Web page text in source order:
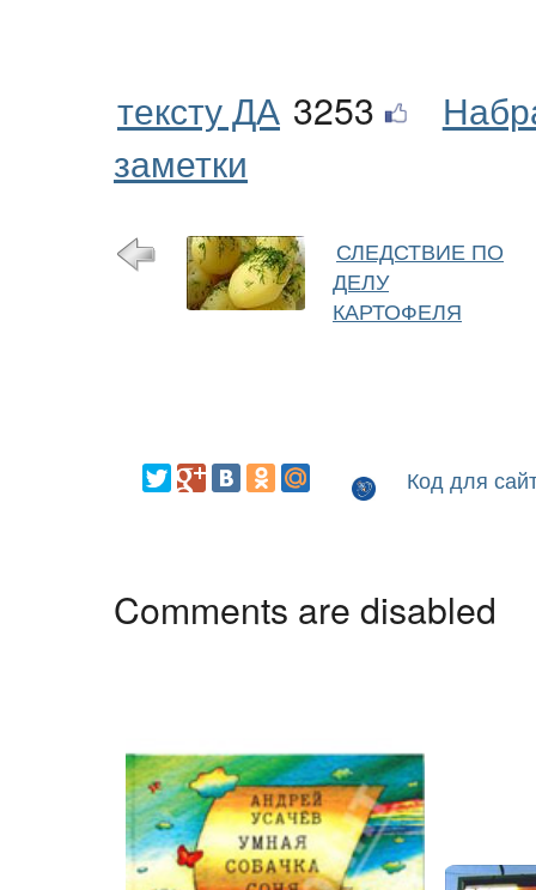
тексту ДА 3253
заметки
СЛЕДСТВИЕ ПО
ДЕЛУ
КАРТОФЕЛЯ
Код для
Comments are disabled